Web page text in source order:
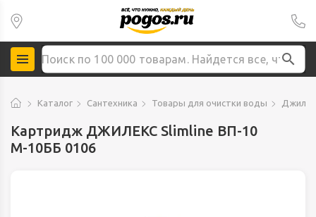
Каталог Сантехника Товары для очистки воды
Картридж ДЖИЛЕКС Slimline ВП-10
М-10ББ 0106